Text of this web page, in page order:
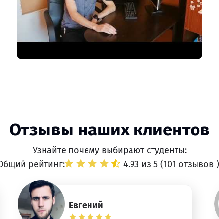
Отзывы наших клиентов
Узнайте почему выбирают студенты:
рейтинг:
4.93 из 5 (101 отзывов )
Евгений